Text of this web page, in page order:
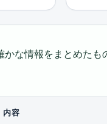
な情報をまとめたも
内容